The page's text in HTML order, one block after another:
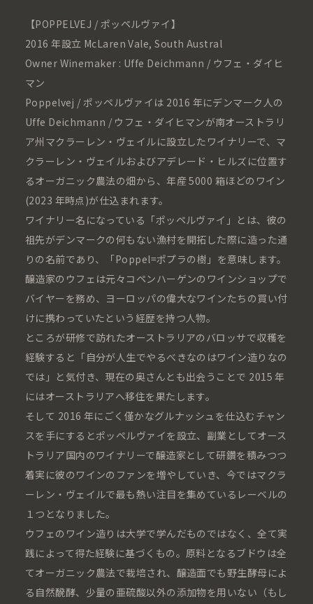
【POPPELVEJ / ポッペルヴァイ】
2016 年設立 McLaren Vale, South Austral
Owner Winemaker : Uffe Deichmann / ウフェ・ダイヒ
マン
Poppelvej / ポッペルヴァイは 2016 年にデンマーク人の
Uffe Deichmann / ウフェ・ダイヒマンが南オーストラリ
ア州マクラーレン・ヴェイルに設立したワイナリーで、マ
クラーレン・ヴェイルおよびアデレード・ヒルズに位置す
るオーガニック農法の畑から、年産 5000 箱ほどのワイン
(2023 年時点)が仕込まれます。
ワイナリー名になっている「ポッペルヴァイ」とは、彼の
祖先がデンマークの何もない漁村を開拓した際に造った通
りの名前であり、「Poppel=ポプラの樹」を意味します。
醸造家のウフェは元々コペンハーゲンのワインショップで
バイヤーを務め、ヨーロッパの偉大なワインたちの買い付
けに携わっていたという経歴を持つ人物。
ところが研修で訪れたオーストラリアのバロッサで収穫を
経験すると「自分が人生でやるべきなのはワイン造りなの
では」と気付き、現在の奥さんとも出会うことで 2015 年
にはオーストラリアへ移住を果たします。
そして 2016 年にごく僅かなグルナッシュを仕込むチャン
スを手にするとポッペルヴァイを設立、副業としてオース
トラリア国内のワイナリーで醸造家として研鑽を積みつつ
着実に彼のワインのファンを増やしていき、今ではマクラ
ーレン・ヴェイルで最も熱い注目を集めているレーベルの
１つとなりました。
ウフェのワイン造りは大学で学んだものではなく、全て実
践によって得た経験に基づくもの。原料となるブドウは全
てオーガニック農法で栽培され、醸造面でも野生酵母によ
る自然醗酵、少量の亜硫酸以外の添加物を用いない（もし